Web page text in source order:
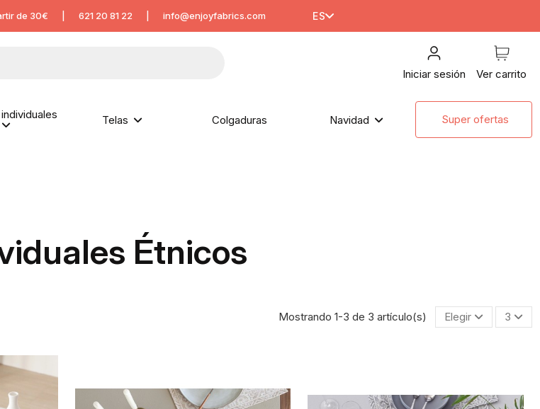
de 30€ 621 20 81 22 info@enjoyfabrics.com ES
Iniciar sesión Ver carrito
Telas Colgaduras Navidad Super ofertas
Étnicos
Mostrando 1-3 de 3 artículo(s) Elegir 3